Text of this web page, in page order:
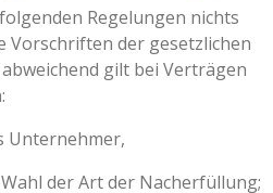
Regelungen nichts
Vorschriften der gesetzlichen
gilt bei Verträgen
Unternehmer,
der Art der Nacherfüllung;